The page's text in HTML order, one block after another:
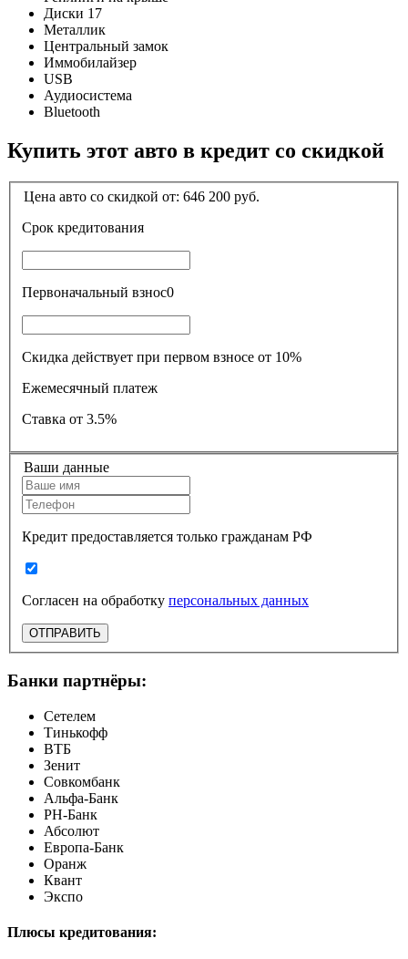
Диски 17
Металлик
Центральный замок
Иммобилайзер
USB
Аудиосистема
Bluetooth
Купить этот авто в кредит со скидкой
Цена авто со скидкой от: 646 200 руб.
Срок кредитования
Первоначальный взнос0
Скидка действует при первом взносе от 10%
Ежемесячный платеж
Ставка от 3.5%
Ваши данные
Кредит предоставляется только гражданам РФ
Согласен на обработку персональных данных
ОТПРАВИТЬ
Банки партнёры:
Сетелем
Тинькофф
ВТБ
Зенит
Совкомбанк
Альфа-Банк
РН-Банк
Абсолют
Европа-Банк
Оранж
Квант
Экспо
Плюсы кредитования: